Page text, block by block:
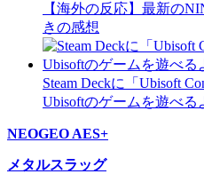
【海外の反応】最新の
きの感想
Steam Deckに「Ubisoft
Ubisoftのゲームを遊べる
NEOGEO AES+
メタルスラッグ